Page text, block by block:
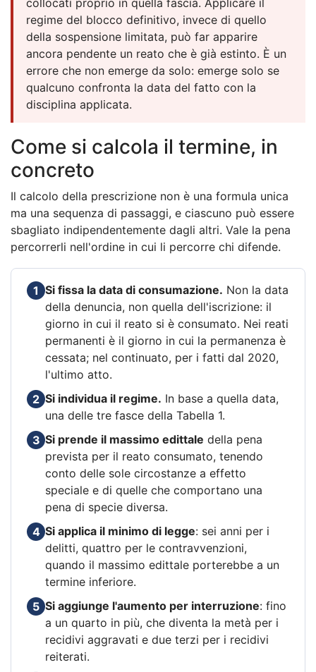
regime del blocco definitivo, invece di quello
della sospensione limitata, può far apparire
ancora pendente un reato che è già estinto. È un
errore che non emerge da solo: emerge solo se
qualcuno confronta la data del fatto con la
disciplina applicata.
Come si calcola il termine, in
concreto
Il calcolo della prescrizione non è una formula unica
ma una sequenza di passaggi, e ciascuno può essere
sbagliato indipendentemente dagli altri. Vale la pena
percorrerli nell'ordine in cui li percorre chi difende.
1 Si fissa la data di consumazione. Non la data
della denuncia, non quella dell'iscrizione: il
giorno in cui il reato si è consumato. Nei reati
permanenti è il giorno in cui la permanenza è
cessata; nel continuato, per i fatti dal 2020,
l'ultimo atto.
2 Si individua il regime. In base a quella data,
una delle tre fasce della Tabella 1.
3 Si prende il massimo edittale della pena
prevista per il reato consumato, tenendo
conto delle sole circostanze a effetto
speciale e di quelle che comportano una
pena di specie diversa.
4 Si applica il minimo di legge: sei anni per i
delitti, quattro per le contravvenzioni,
quando il massimo edittale porterebbe a un
termine inferiore.
5 Si aggiunge l'aumento per interruzione: fino
a un quarto in più, che diventa la metà per i
recidivi aggravati e due terzi per i recidivi
reiterati.